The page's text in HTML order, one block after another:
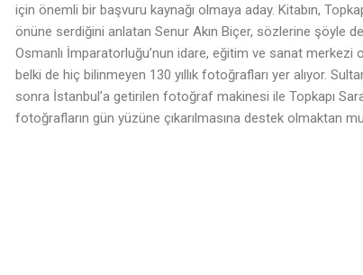
için önemli bir başvuru kaynağı olmaya aday. Kitabın,
önüne serdiğini anlatan Senur Akın Biçer, sözlerine şöyle
Osmanlı İmparatorluğu’nun idare, eğitim ve sanat merkezi
belki de hiç bilinmeyen 130 yıllık fotoğrafları yer alıyor.
sonra İstanbul’a getirilen fotoğraf makinesi ile Topkapı
fotoğrafların gün yüzüne çıkarılmasına destek olmaktan